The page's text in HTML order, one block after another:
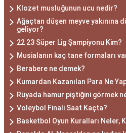
Klozet musluğunun ucu nedir?
Ağaçtan düşen meyve yakınına
geliyor?
22 23 Süper Lig Şampiyonu Kim?
Musialanın kaç tane formaları
Berabere ne demek?
Kumardan Kazanılan Para Ne
Rüyada hamur piştiğini görmek
Voleybol Finali Saat Kaçta?
Basketbol Oyun Kuralları Neler,